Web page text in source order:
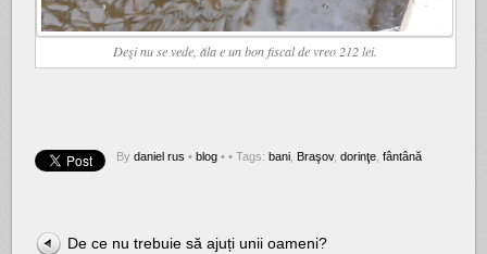
Deşi nu se vede, ăla e un bon fiscal de vreo 212 lei.
Bydaniel rus • blog • • Tags:bani Braşov,dorinţe ,fântână
De ce nu trebuie să ajuți unii oameni?